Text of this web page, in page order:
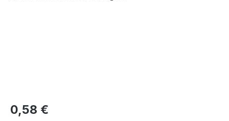
Regulärer Preis:
0,58 €